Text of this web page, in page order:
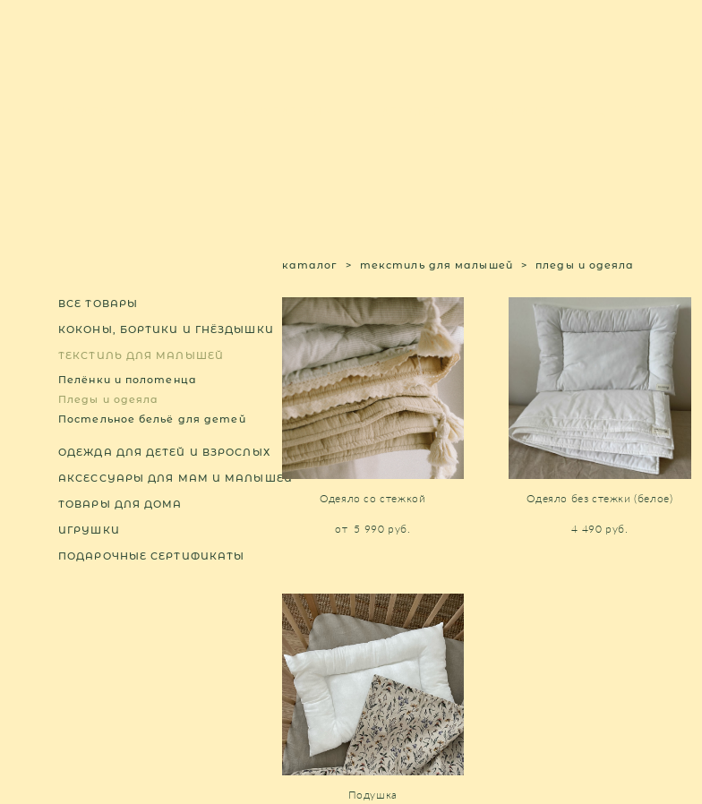
ВСЕ ТОВАРЫ
КОКОНЫ, БОРТИКИ И ГНЁЗДЫШКИ
ТЕКСТИЛЬ ДЛЯ МАЛЫШЕЙ
Пелёнки и полотенца
Пледы и одеяла
Постельное бельё для детей
ОДЕЖДА ДЛЯ ДЕТЕЙ И ВЗРОСЛЫХ
АКСЕССУАРЫ ДЛЯ МАМ И МАЛЫШЕЙ
ТОВАРЫ ДЛЯ ДОМА
ИГРУШКИ
ПОДАРОЧНЫЕ СЕРТИФИКАТЫ
каталог > текстиль для малышей > пледы и одеяла
Одеяло со стежкой
от 5 990 pуб.
Одеяло без стежки (белое)
4 490 pуб.
Подушка